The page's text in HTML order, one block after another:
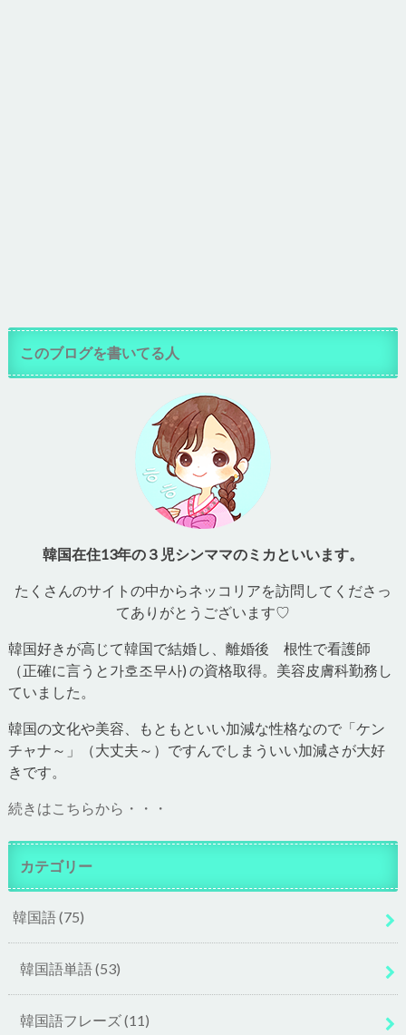
このブログを書いてる人
韓国在住13年の３児シンママのミカといいます。
たくさんのサイトの中からネッコリアを訪問してくださっ
てありがとうございます♡
韓国好きが高じて韓国で結婚し、離婚後 根性で看護師
（正確に言うと가호조무사) の資格取得。美容皮膚科勤務し
ていました。
韓国の文化や美容、もともといい加減な性格なので「ケン
チャナ～」（大丈夫～）ですんでしまういい加減さが大好
きです。
続きはこちらから・・・
カテゴリー
韓国語(75)
韓国語単語(53)
韓国語フレーズ(11)